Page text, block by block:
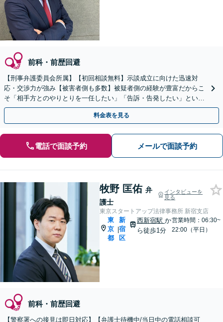
前科・前歴回避
【刑事弁護委員会所属】【初回相談無料】示談成立に向けた迅速対
応・交渉力が強み【被害者側も多数】被疑者側の経験が豊富だからこ
そ「相手方とのやりとりを一任したい」「告訴・告発したい」という
相談もお任せください【新宿からのアクセス◎】
料金表を見る
電話で面談予約 メールで面談予約
牧野 匡佑 弁
護士
インタビューを
見る
東京スタートアップ法律事務所 新宿支店
東
京
都
|
新
宿
区
西新宿駅 か
ら徒歩1分
営業時間：06:30~
22:00（平日）
前科・前歴回避
【警察署への接見は即日対応】【弁護士待機中/当日中の電話相談可